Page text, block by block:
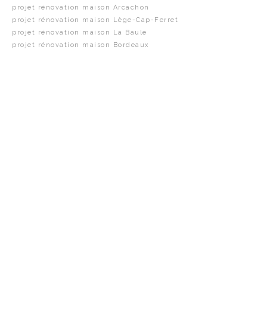
projet rénovation maison Arcachon
projet rénovation maison Lège-Cap-Ferret
projet rénovation maison La Baule
projet rénovation maison Bordeaux